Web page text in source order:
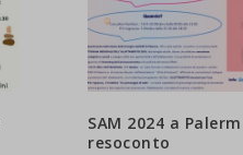
SAM 2024 a
resoconto